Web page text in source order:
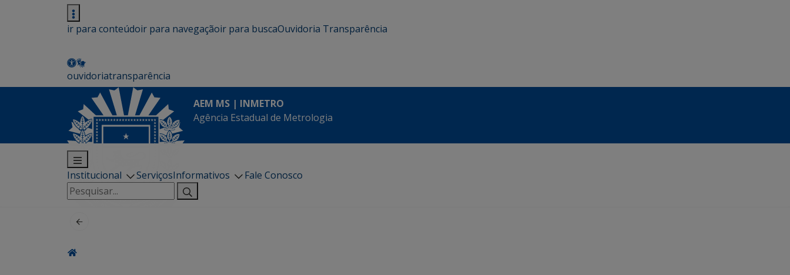
ir para conteúdoir para navegaçãoir para buscaOuvidoria Transparência
ouvidoriatransparência
AEM MS | INMETRO
Agência Estadual de Metrologia
Institucional ServiçosInformativos
Fale Conosco
Pesquisar
por: